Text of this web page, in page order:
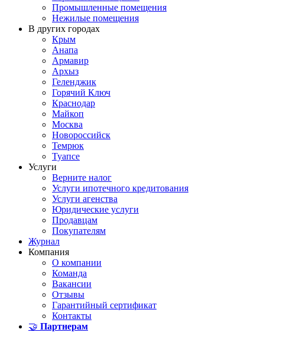
Промышленные помещения
Нежилые помещения
В других городах
Крым
Анапа
Армавир
Архыз
Геленджик
Горячий Ключ
Краснодар
Майкоп
Москва
Новороссийск
Темрюк
Туапсе
Услуги
Верните налог
Услуги ипотечного кредитования
Услуги агенства
Юридические услуги
Продавцам
Покупателям
Журнал
Компания
О компании
Команда
Вакансии
Отзывы
Гарантийный сертификат
Контакты
🤝 Партнерам